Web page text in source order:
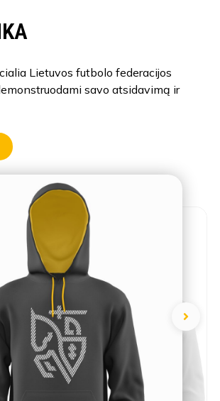
Lietuvos futbolo federacijos
savo atsidavimą ir